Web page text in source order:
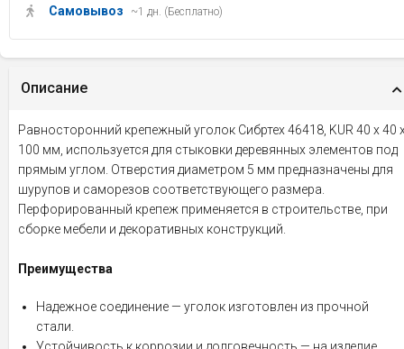
Самовывоз ~1 дн. (Бесплатно)
Описание
Равносторонний крепежный уголок Сибртех 46418, KUR 40 х 40
100 мм, используется для стыковки деревянных элементов под
прямым углом. Отверстия диаметром 5 мм предназначены для
шурупов и саморезов соответствующего размера.
Перфорированный крепеж применяется в строительстве, при
сборке мебели и декоративных конструкций.
Преимущества
Надежное соединение — уголок изготовлен из прочной
стали.